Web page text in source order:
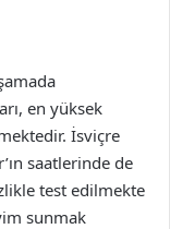
en yüksek
İsviçre
saatlerinde de
test edilmekte
sunmak